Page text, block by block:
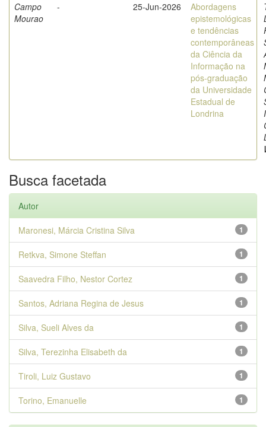
Campo
Mourao
- 25-Jun-2026
Abordagens
epistemológicas
e tendências
contemporâneas
da Ciência da
Informação na
pós-graduação
da Universidade
Estadual de
Londrina
Busca facetada
Autor
1
Maronesi, Márcia Cristina Silva
1
Retkva, Simone Steffan
1
Saavedra Filho, Nestor Cortez
1
Santos, Adriana Regina de Jesus
1
Silva, Sueli Alves da
1
Silva, Terezinha Elisabeth da
1
Tiroli, Luiz Gustavo
1
Torino, Emanuelle